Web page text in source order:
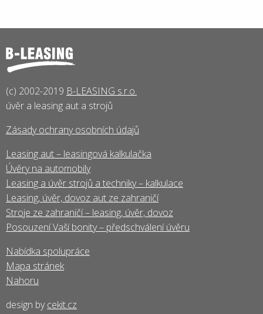
(c) 2002-2019 B-LEASING s.r.o.
úvěr a leasing aut a strojů
Zásady ochrany osobních údajů
Leasing aut – leasingová kalkulačka
Úvěry na automobily
Leasing a úvěr strojů a techniky – kalkulace
Leasing, úvěr, dovoz aut ze zahraničí
Stroje ze zahraničí – leasing, úvěr, dovoz
Posouzení Vaší bonity – předschválení úvěru
Nabídka spolupráce
Mapa stránek
Nahoru
design bycekit.cz